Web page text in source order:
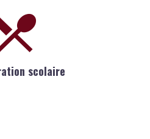
scolaire